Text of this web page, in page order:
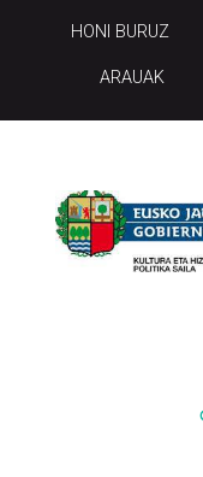
HONI BURUZ
ARAUAK